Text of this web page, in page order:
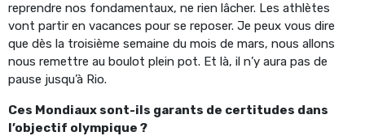
reprendre nos fondamentaux, ne rien lâcher. Les athlètes
vont partir en vacances pour se reposer. Je peux vous dire
que dès la troisième semaine du mois de mars, nous allons
nous remettre au boulot plein pot. Et là, il n’y aura pas de
pause jusqu’à Rio.
Ces Mondiaux sont-ils garants de certitudes dans
l’objectif olympique ?